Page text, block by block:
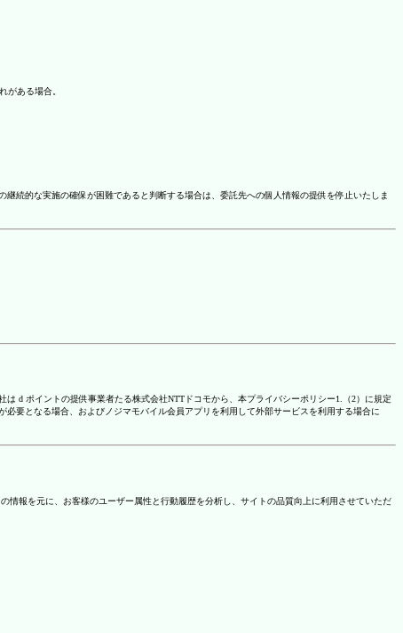
がある場合。
続的な実施の確保が困難であると判断する場合は、委託先への個人情報の提供を停止いたしま
d ポイントの提供事業者たる株式会社NTTドコモから、本プライバシーポリシー1.（2）に規定
要となる場合、およびノジマモバイル会員アプリを利用して外部サービスを利用する場合に
情報を元に、お客様のユーザー属性と行動履歴を分析し、サイトの品質向上に利用させていただ